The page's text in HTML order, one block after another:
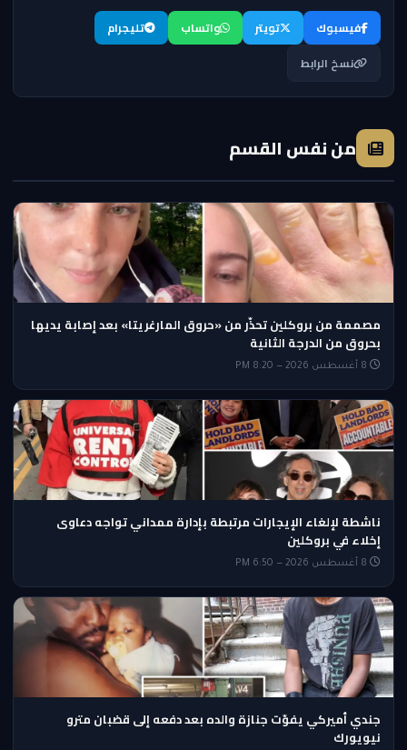
فيسبوك تويتر واتساب
تليجرام
نسخ الرابط
من نفس القسم
مصممة من بروكلين تحذّر من «حروق المارغريتا» بعد إصابة يديها
بحروق من الدرجة الثانية
ناشطة لإلغاء الإيجارات مرتبطة بإدارة ممداني تواجه دعاوى
إخلاء في بروكلين
جندي أميركي يفوّت جنازة والده بعد دفعه إلى قضبان مترو
نيويورك